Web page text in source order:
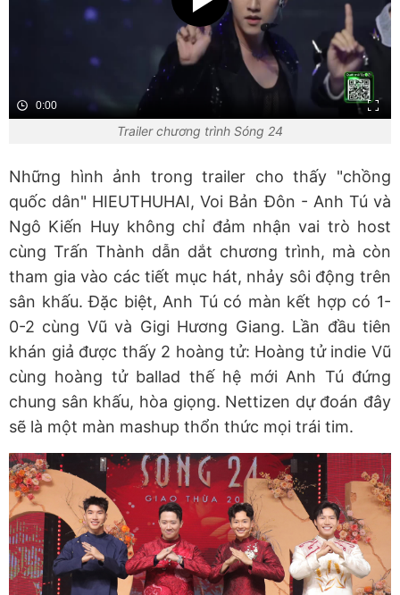
0:00
Trailer chương trình Sóng 24
Những hình ảnh trong trailer cho thấy "chồng
quốc dân" HIEUTHUHAI, Voi Bản Đôn - Anh Tú và
Ngô Kiến Huy không chỉ đảm nhận vai trò host
cùng Trấn Thành dẫn dắt chương trình, mà còn
tham gia vào các tiết mục hát, nhảy sôi động trên
sân khấu. Đặc biệt, Anh Tú có màn kết hợp có 1-
0-2 cùng Vũ và Gigi Hương Giang. Lần đầu tiên
khán giả được thấy 2 hoàng tử: Hoàng tử indie Vũ
cùng hoàng tử ballad thế hệ mới Anh Tú đứng
chung sân khấu, hòa giọng. Nettizen dự đoán đây
sẽ là một màn mashup thổn thức mọi trái tim.